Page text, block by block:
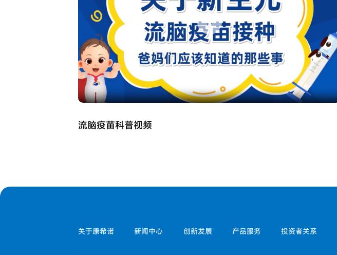
流脑疫苗科普视频
关于康希诺 新闻中心 创新发展 产品服务 投资者关系